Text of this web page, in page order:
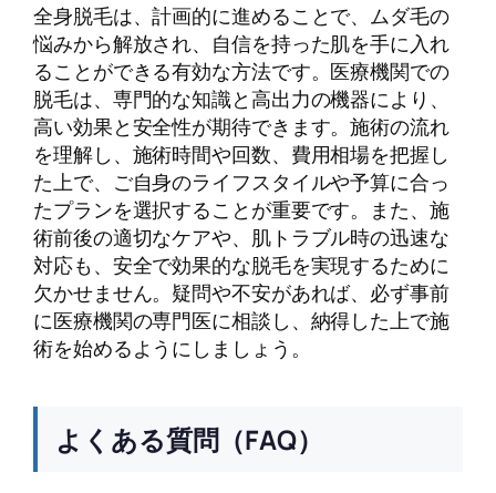
全身脱毛は、計画的に進めることで、ムダ毛の
悩みから解放され、自信を持った肌を手に入れ
ることができる有効な方法です。医療機関での
脱毛は、専門的な知識と高出力の機器により、
高い効果と安全性が期待できます。施術の流れ
を理解し、施術時間や回数、費用相場を把握し
た上で、ご自身のライフスタイルや予算に合っ
たプランを選択することが重要です。また、施
術前後の適切なケアや、肌トラブル時の迅速な
対応も、安全で効果的な脱毛を実現するために
欠かせません。疑問や不安があれば、必ず事前
に医療機関の専門医に相談し、納得した上で施
術を始めるようにしましょう。
よくある質問（FAQ）